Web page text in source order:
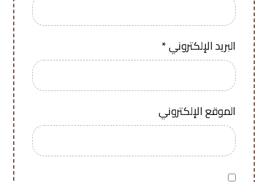
البريد الإلكتروني*
الموقع الإلكتروني